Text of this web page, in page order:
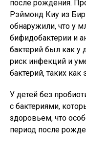
после рождения.
Рэймонд Киу из
обнаружили, что у
бифидобактерии и
бактерий был как у
риск инфекций и
бактерий, таких как
У детей без
с бактериями,
здоровьем, что
период после